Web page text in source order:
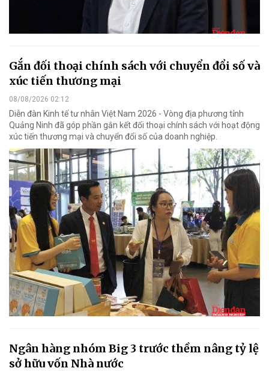
Gắn đối thoại chính sách với chuyển đổi số và
xúc tiến thương mại
08/08/2026 02:12
Diễn đàn Kinh tế tư nhân Việt Nam 2026 - Vòng địa phương tỉnh
Quảng Ninh đã góp phần gắn kết đối thoại chính sách với hoạt động
xúc tiến thương mại và chuyển đổi số của doanh nghiệp.
Ngân hàng nhóm Big 3 trước thềm nâng tỷ lệ
sở hữu vốn Nhà nước